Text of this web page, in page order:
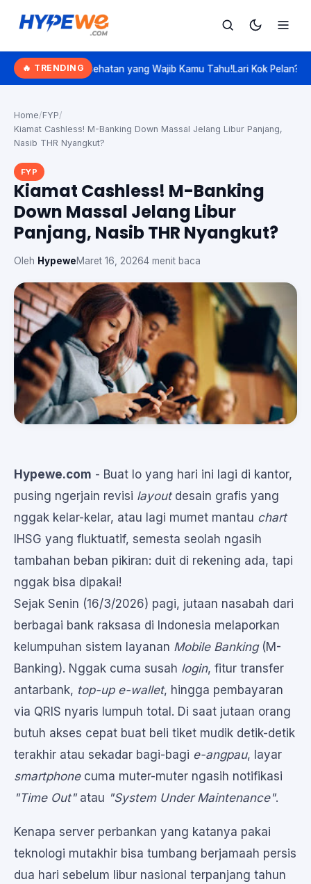
Hypewe.com - Curated Hype. Real Talk.
Cari artikel
🔥 TRENDING
yang Wajib Kamu Tahu!Lari Kok Pelan? Kenalan Sama
Home/FYP/
Kiamat Cashless! M-Banking Down Massal Jelang Libur Panjang,
Nasib THR Nyangkut?
FYP
Kiamat Cashless! M-Banking
Down Massal Jelang Libur
Panjang, Nasib THR Nyangkut?
Oleh HypeweMaret 16, 20264 menit baca
Hypewe.com - Buat lo yang hari ini lagi di kantor,
pusing ngerjain revisi layoutdesain grafis yang
nggak kelar-kelar, atau lagi mumet mantau chart
IHSG yang fluktuatif, semesta seolah ngasih
tambahan beban pikiran: duit di rekening ada, tapi
nggak bisa dipakai!
Sejak Senin (16/3/2026) pagi, jutaan nasabah dari
berbagai bank raksasa di Indonesia melaporkan
kelumpuhan sistem layanan Mobile Banking(M-
Banking). Nggak cuma susah login, fitur transfer
antarbank, top-up e-wallet, hingga pembayaran
via QRIS nyaris lumpuh total. Di saat jutaan orang
butuh akses cepat buat beli tiket mudik detik-detik
terakhir atau sekadar bagi-bagi e-angpau, layar
smartphonecuma muter-muter ngasih notifikasi
"Time Out"atau "System Under Maintenance".
Kenapa server perbankan yang katanya pakai
teknologi mutakhir bisa tumbang berjamaah persis
dua hari sebelum libur nasional terpanjang tahun